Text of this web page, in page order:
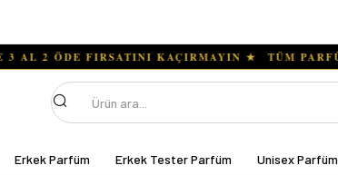
Erkek Parfüm Erkek Tester Parfüm Unisex Parfüm
Ara